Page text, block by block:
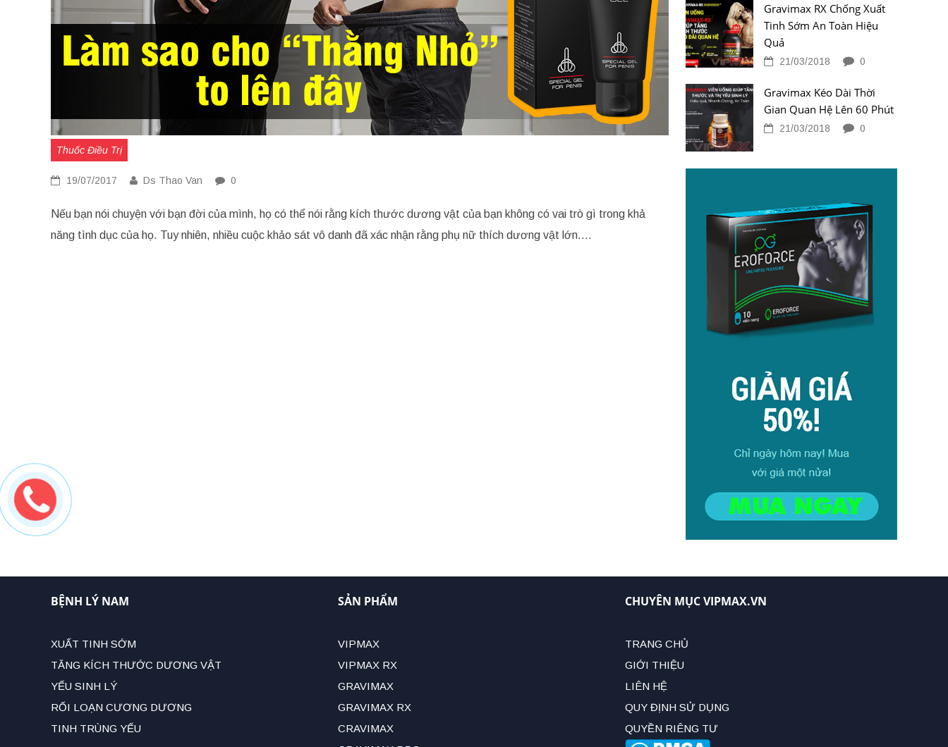
Thuốc Điều Trị
19/07/2017 Ds Thao Van 0
Nếu bạn nói chuyện với bạn đời của mình, họ có thể nói rằng kích thước dương vật của bạn không có vai trò gì trong khả
năng tình dục của họ. Tuy nhiên, nhiều cuộc khảo sát vô danh đã xác nhận rằng phụ nữ thích dương vật lớn….
Gravimax RX Chống Xuất
Tinh Sớm An Toàn Hiệu
Quả
21/03/2018 0
Gravimax Kéo Dài Thời
Gian Quan Hệ Lên 60 Phút
21/03/2018 0
BỆNH LÝ NAM
XUẤT TINH SỚM
TĂNG KÍCH THƯỚC DƯƠNG VẬT
YẾU SINH LÝ
RỐI LOẠN CƯƠNG DƯƠNG
TINH TRÙNG YẾU
SẢN PHẨM
VIPMAX
VIPMAX RX
GRAVIMAX
GRAVIMAX RX
CRAVIMAX
CHUYÊN MỤC VIPMAX.VN
TRANG CHỦ
GIỚI THIỆU
LIÊN HỆ
QUY ĐỊNH SỬ DỤNG
QUYỀN RIÊNG TƯ